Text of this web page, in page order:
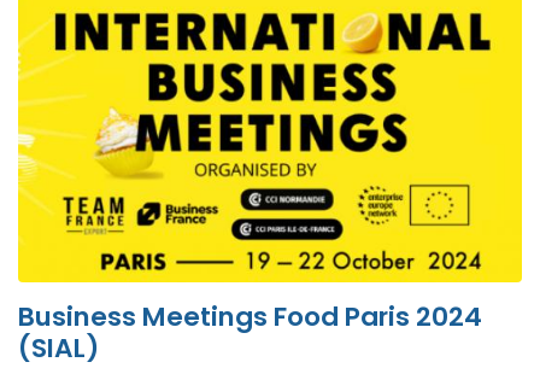
Business Meetings Food Paris 2024
(SIAL)